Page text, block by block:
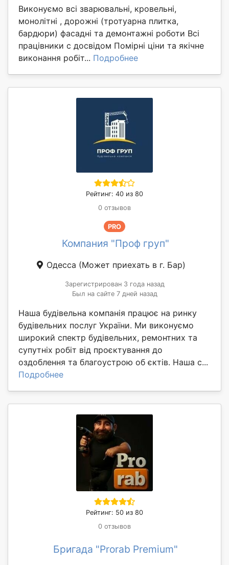
Виконуємо всі зварювальні, кровельні,
монолітні , дорожні (тротуарна плитка,
бардюри) фасадні та демонтажні роботи Всі
працівники с досвідом Помірні ціни та якічне
виконання робіт... Подробнее
Рейтинг: 40 из 80
0 отзывов
PRO
Компания "Проф груп"
Одесса (Может приехать в г. Бар)
Зарегистрирован 3 года назад
Был на сайте 7 дней назад
Наша будівельна компанія працює на ринку
будівельних послуг України. Ми виконуємо
широкий спектр будівельних, ремонтних та
супутніх робіт від проєктування до
оздоблення та благоустрою об єктів. Наша с...
Подробнее
Рейтинг: 50 из 80
0 отзывов
Бригада "Prorab Premium"